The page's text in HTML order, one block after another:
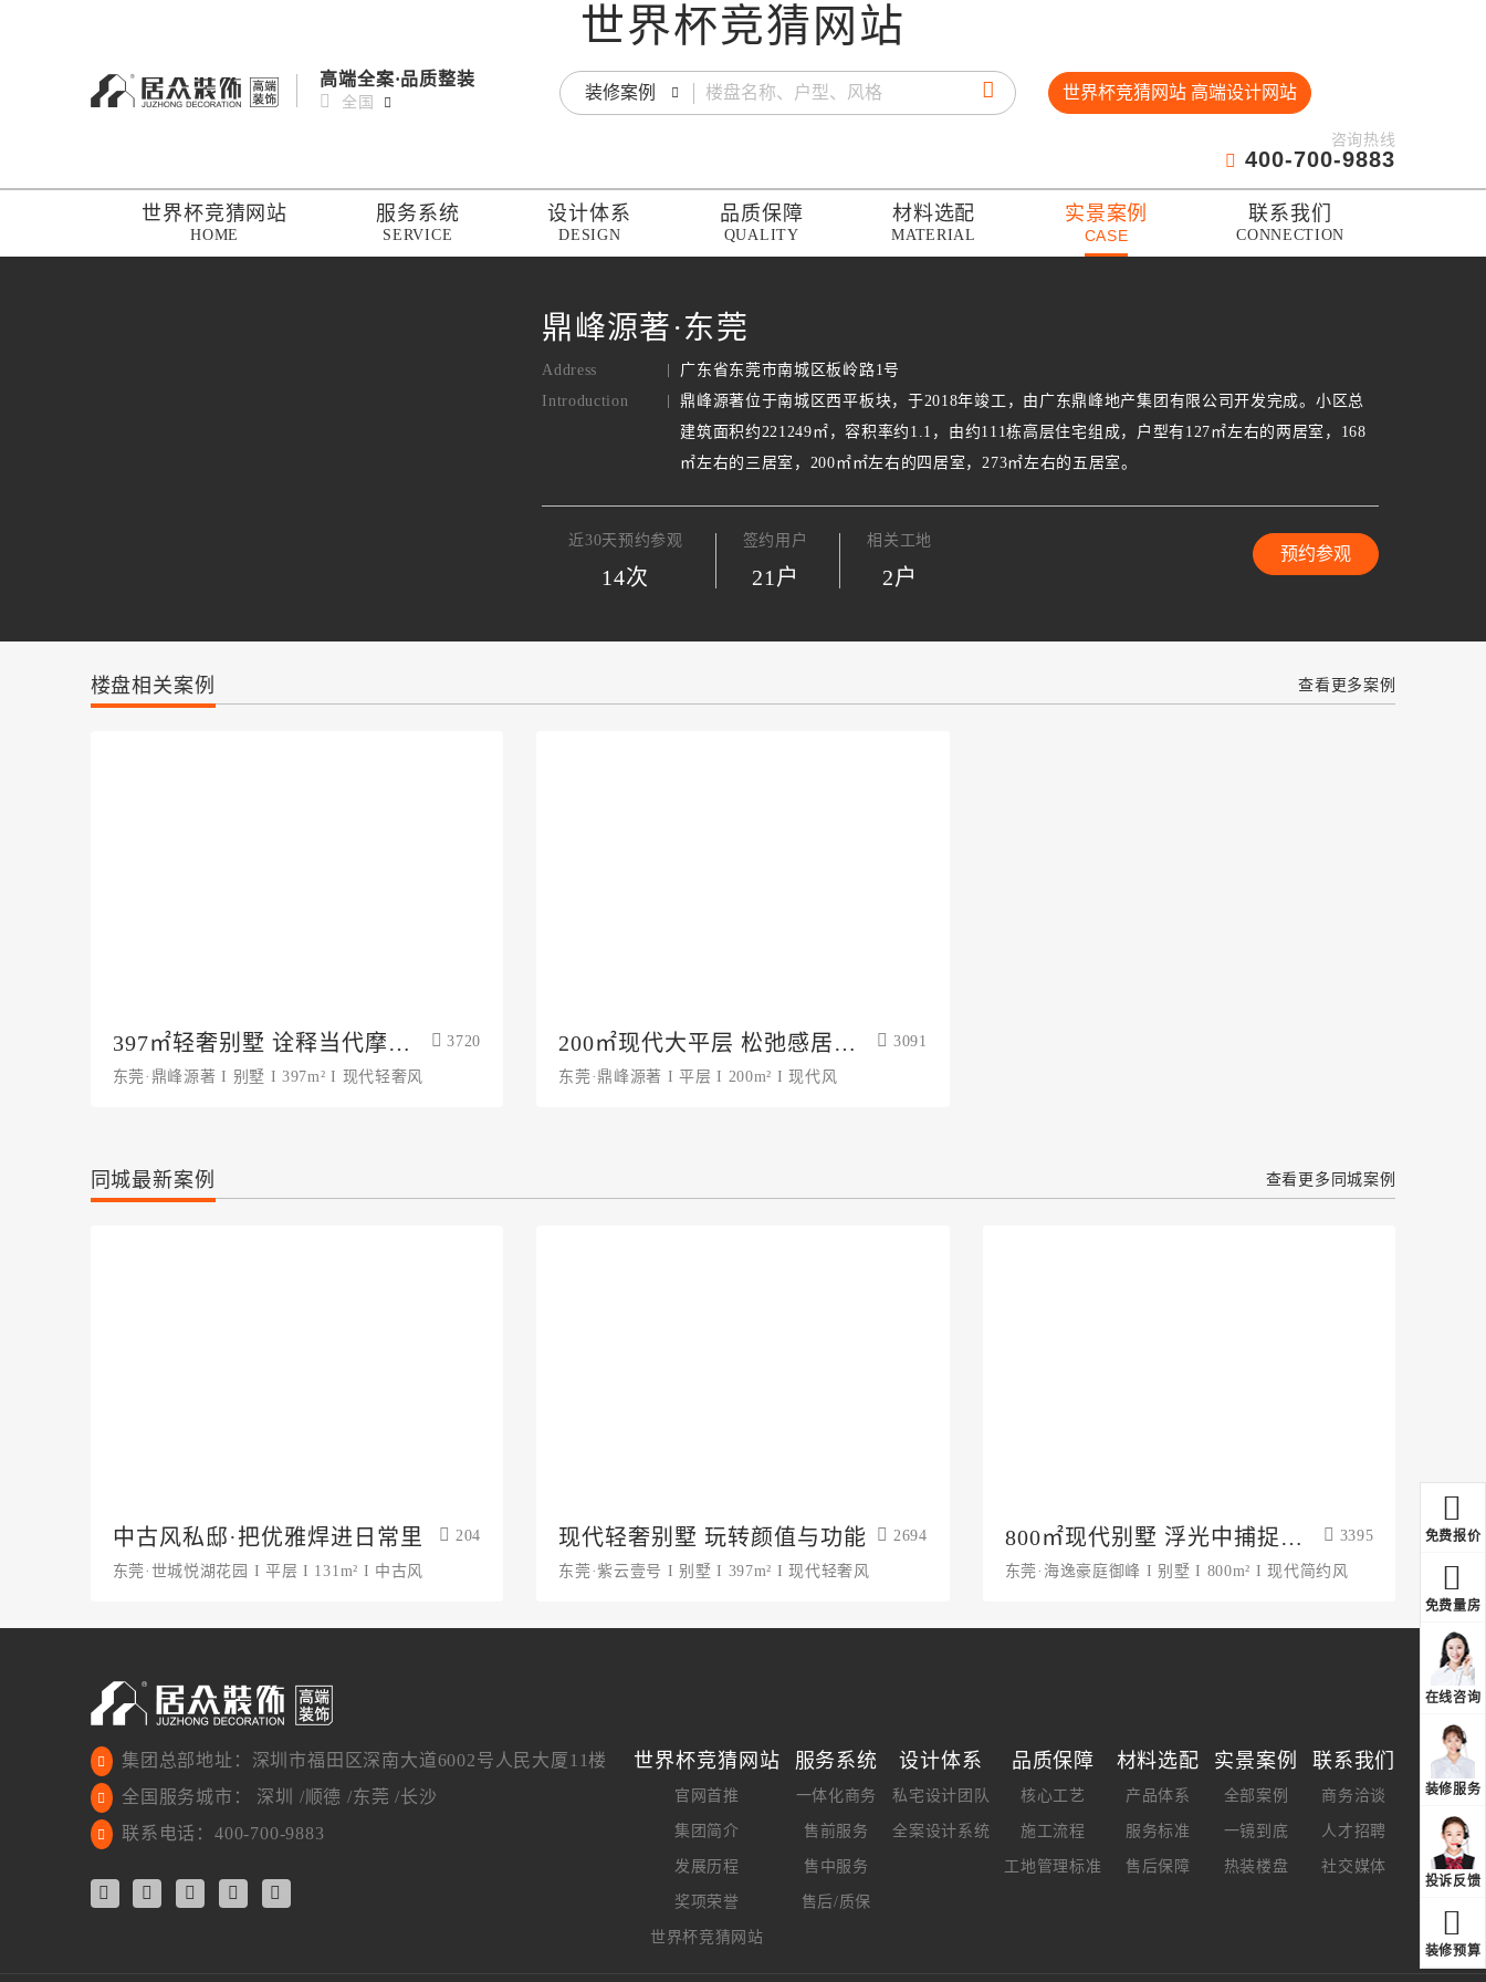
世界杯竞猜网站
高端全案·品质整装
全国
装修案例 世界杯竞猜网站 高端设计网站
咨询热线
400-700-9883
世界杯竞猜网站
HOME
服务系统
SERVICE
设计体系
DESIGN
品质保障
QUALITY
材料选配
MATERIAL
实景案例
CASE
联系我们
CONNECTION
鼎峰源著·东莞
Address
广东省东莞市南城区板岭路1号
Introduction
鼎峰源著位于南城区西平板块，于2018年竣工，由广东鼎峰地产集团有限公司开发完成。小区总
建筑面积约221249㎡，容积率约1.1，由约111栋高层住宅组成，户型有127㎡左右的两居室，168
㎡左右的三居室，200㎡㎡左右的四居室，273㎡左右的五居室。
近30天预约参观
14次
签约用户
21户
相关工地
2户
预约参观
楼盘相关案例 查看更多案例
397㎡轻奢别墅 诠释当代摩登
生活
3720
东莞·鼎峰源著 I 别墅 I 397m² I 现代轻奢风
200㎡现代大平层 松弛感居住
指南
3091
东莞·鼎峰源著 I 平层 I 200m² I 现代风
同城最新案例 查看更多同城案例
中古风私邸·把优雅焊进日常里 204
东莞·世城悦湖花园 I 平层 I 131m² I 中古风
现代轻奢别墅 玩转颜值与功能 2694
东莞·紫云壹号 I 别墅 I 397m² I 现代轻奢风
800㎡现代别墅 浮光中捕捉自
然轻逸
3395
东莞·海逸豪庭御峰 I 别墅 I 800m² I 现代简约风
免费报价
免费量房
在线咨询
装修服务
投诉反馈
装修预算
集团总部地址：深圳市福田区深南大道6002号人民大厦11楼
全国服务城市： 深圳 /顺德 /东莞 /长沙
联系电话：400-700-9883
世界杯竞猜网站
官网首推
集团简介
发展历程
奖项荣誉
世界杯竞猜网站
服务系统
一体化商务
售前服务
售中服务
售后/质保
设计体系
私宅设计团队
全案设计系统
品质保障
核心工艺
施工流程
工地管理标准
材料选配
产品体系
服务标准
售后保障
实景案例
全部案例
一镜到底
热装楼盘
联系我们
商务洽谈
人才招聘
社交媒体